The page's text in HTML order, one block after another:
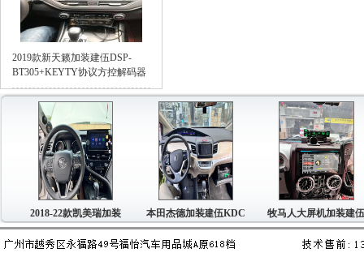
2019款新天籁加装建伍DSP-
BT305+KEYTY协议方控解码器
22款凯美瑞加装 本田杰德加装建伍KDC 牧马人大屏机加装建伍 本